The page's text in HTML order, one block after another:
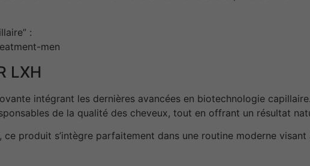
:
men
LXH
intégrant les dernières avancées en biotechnologie
de la qualité des cheveux, tout en offrant un résultat
produit s’intègre parfaitement dans une routine moderne visant